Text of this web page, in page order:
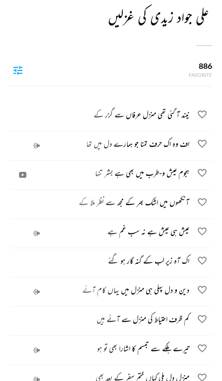
علی جواد زیدی کی غزلیں
886
FAVORITE
نیند آ گئی تھی منزل عرفاں سے گزر کے
اف وہ اک حرف تمنا جو ہمارے دل میں تھا
ہجوم عیش و-طرب میں بھی ہے بشر تنہا
آنکھوں میں اشک بھر کے مجھ سے نظر ملا کے
عیش ہی عیش ہے نہ سب غم ہے
اک آہ زیر لب کے گنہ گار ہو گئے
دین و دل پہلی ہی منزل میں یہاں کام آئے
کم ظرف احتیاط کی منزل سے آئے ہیں
تیرے ہلکے سے تبسم کا اشارا بھی تو ہو
منزل دل ملی کہاں ختم سفر کے بعد بھی